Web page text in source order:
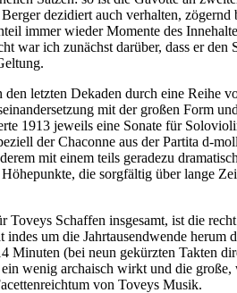
dezidiert auch verhalten,
immer wieder Momente des
war ich zunächst darüber, dass er
letzten Dekaden durch eine Reihe
mit der großen Form
1913 jeweils eine Sonate für
der Chaconne aus der Partita d-
mit einem teils geradezu
die sorgfältig über lange
Schaffen insgesamt, ist die
um die Jahrtausendwende
Minuten (bei neun gekürzten
wenig archaisch wirkt und die
von Toveys Musik.